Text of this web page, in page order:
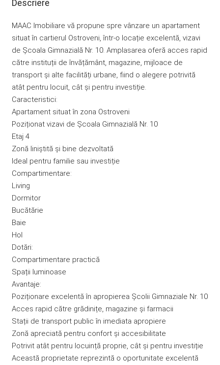
Descriere
MAAC Imobiliare vă propune spre vânzare un apartament
situat în cartierul Ostroveni, într-o locație excelentă, vizavi
de Școala Gimnazială Nr. 10. Amplasarea oferă acces rapid
către instituții de învățământ, magazine, mijloace de
transport și alte facilități urbane, fiind o alegere potrivită
atât pentru locuit, cât și pentru investiție.
Caracteristici:
Apartament situat în zona Ostroveni
Poziționat vizavi de Școala Gimnazială Nr. 10
Etaj 4
Zonă liniștită și bine dezvoltată
Ideal pentru familie sau investiție
Compartimentare:
Living
Dormitor
Bucătărie
Baie
Hol
Dotări:
Compartimentare practică
Spații luminoase
Avantaje:
Poziționare excelentă în apropierea Școlii Gimnaziale Nr. 10
Acces rapid către grădinițe, magazine și farmacii
Stații de transport public în imediata apropiere
Zonă apreciată pentru confort și accesibilitate
Potrivit atât pentru locuință proprie, cât și pentru investiție
Această proprietate reprezintă o oportunitate excelentă